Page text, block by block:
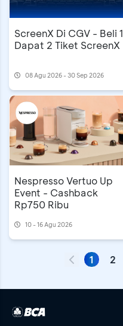
ScreenX Di CGV - Beli 1
Dapat 2 Tiket ScreenX
08 Agu 2026 - 30 Sep 2026
Nespresso Vertuo Up
Event - Cashback
Rp750 Ribu
10 - 16 Agu 2026
1 2